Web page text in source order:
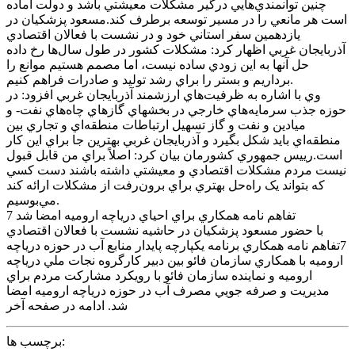
چنين توانمندي‌هايي درگير مشکلات معيشتي باشد و دولت آماده
است هر مانعي را در مسير توسعه برطرف کند.مسعود پزشکيان در
يازدهمين سفر استاني خود و در نشست با فعالان اقتصادي
آذربايجان غربي اظهار کرد: مشکلات کشور در طول سال‌ها رخ داده
حل آنها به اين زودي ساده نيست، اما مصمم هستيم موانع را
برداريم و بستر را براي رشد توليد و صادرات فراهم کنيم.
وي با اشاره به ظرفيت‌هاي ارزشمند آذربايجان غربي افزود: در
حوزه جذب سرمايه‌هاي خارجي در بخشهاي گازهاي چاه‌هاي نفت- و
ميادين و نفت و گاز تسهيل ارتباطات منطقه‌اي و تجاري بين
منطقه‌اي بايد شکل بگيرد و آذربايجان غربي بهترين جا براي اين کار
است.رييس جمهوري کشورمان بيان کرد: اصلاً براي من قابل قبول
نيست مردم مشکلات اقتصادي و معيشتي داشته باشند دست کسي
که بتواند يک راه‌حل بهتري براي برون‌رفت از مشکلات ارائه کند
مي‌بوسيم.
7 تفاهم نامه همکاري براي احياي درياچه اروميه امضا شد
با حضور مسعود پزشکيان در حاشيه نشست با فعالان اقتصادي
7تفاهم نامه همکاري برنامه يکپارچه پايدار منابع آب در حوزه درياچه
اروميه با همکاري سازمان فائو بين دبير کارگروه نجات ملي درياچه
اروميه و نماينده سازمان فائو با رويکرد مشارکت مردم براي
مديريت و صرفه جويي مصرف آب در حوزه درياچه اروميه امضا
شد. ادامه در صفحه آخر
برچسب ها: